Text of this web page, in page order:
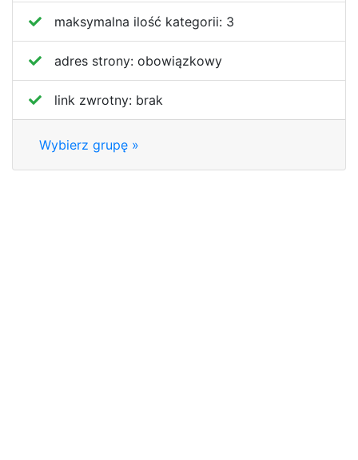
maksymalna ilość kategorii: 3
adres strony: obowiązkowy
link zwrotny: brak
Wybierz grupę »